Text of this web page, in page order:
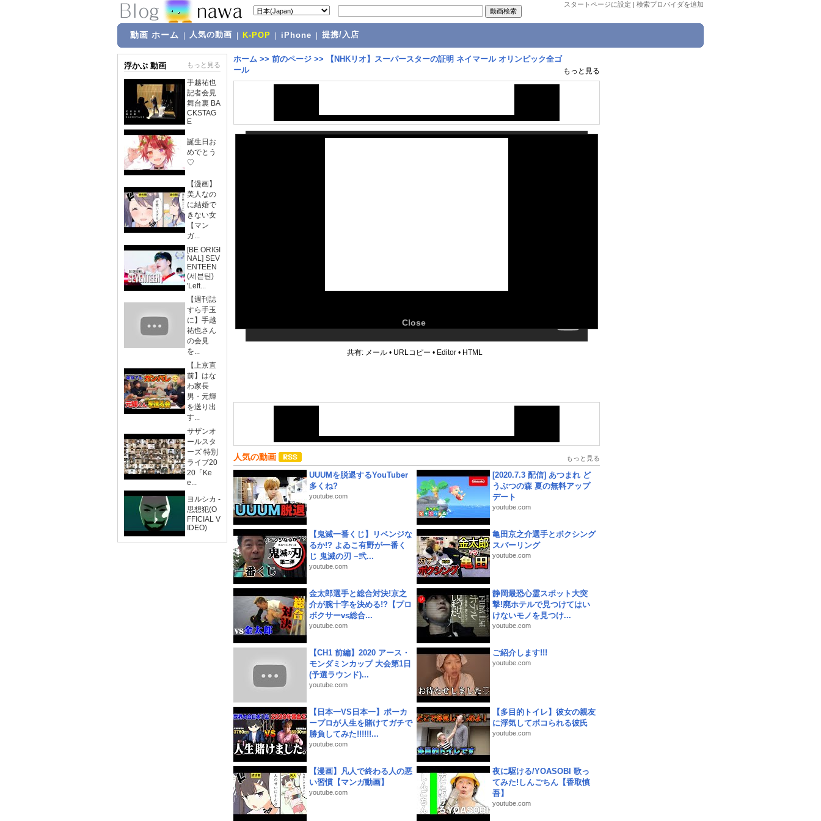
スタートページに設定 | 検索プロバイダを追加
動画 ホーム 人気の動画 K-POP iPhone 提携/入店
浮かぶ 動画 もっと見る
手越祐也
記者会見
舞台裏 BA
CKSTAG
E
誕生日お
めでとう
♡
【漫画】
美人なの
に結婚で
きない女
【マン
ガ...
[BE ORIGI
NAL] SEV
ENTEEN
(세븐틴)
'Left...
【週刊誌
すら手玉
に】手越
祐也さん
の会見
を...
【上京直
前】はな
わ家長
男・元輝
を送り出
す...
サザンオ
ールスタ
ーズ 特別
ライブ20
20「Ke
e...
ヨルシカ -
思想犯(O
FFICIAL V
IDEO)
ホーム >> 前のページ >>
【NHKリオ】スーパースターの証明 ネイマール オリンピック全ゴ
ール
もっと見る
Close
共有: メール • URLコピー • Editor • HTML
人気の動画 もっと見る
UUUMを脱退するYouTuber
多くね?
youtube.com
[2020.7.3 配信] あつまれ ど
うぶつの森 夏の無料アップ
デート
youtube.com
【鬼滅一番くじ】リベンジな
るか!? よゐこ有野が一番く
じ 鬼滅の刃 ~弐...
youtube.com
亀田京之介選手とボクシング
スパーリング
youtube.com
金太郎選手と総合対決!京之
介が腕十字を決める!?【プロ
ボクサーvs総合...
youtube.com
静岡最恐心霊スポット大突
撃!廃ホテルで見つけてはい
けないモノを見つけ...
youtube.com
【CH1 前編】2020 アース・
モンダミンカップ 大会第1日
(予選ラウンド)...
youtube.com
ご紹介します!!!
youtube.com
【日本一VS日本一】ポーカ
ープロが人生を賭けてガチで
勝負してみた!!!!!!...
youtube.com
【多目的トイレ】彼女の親友
に浮気してボコられる彼氏
youtube.com
【漫画】凡人で終わる人の悪
い習慣【マンガ動画】
youtube.com
夜に駆ける/YOASOBI 歌っ
てみた!しんごちん【香取慎
吾】
youtube.com